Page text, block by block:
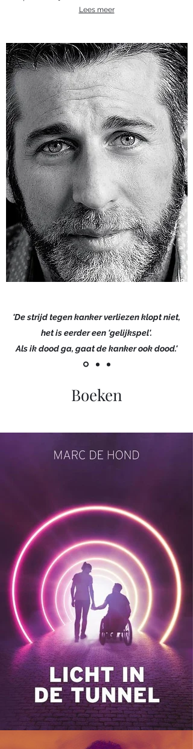
Lees meer
'De strijd tegen kanker verliezen klopt niet,
het is eerder een 'gelijkspel'.
Als ik dood ga, gaat de kanker ook dood.'
Boeken